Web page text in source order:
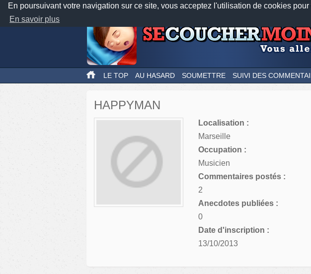
En poursuivant votre navigation sur ce site, vous acceptez l'utilisation de cookies
En savoir plus
Nos applications
LE TOP AU HASARD SOUMETTRE SUIVI DES
HAPPYMAN
Localisation :
Marseille
Occupation :
Musicien
Commentaires postés :
2
Anecdotes publiées :
0
Date d'inscription :
13/10/2013